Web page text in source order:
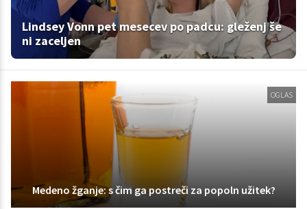
Lindsey Vonn pet mesecev po padcu: gleženj še
ni zaceljen
OGLAS
Medeno žganje: s čim ga postreči za popoln užitek?